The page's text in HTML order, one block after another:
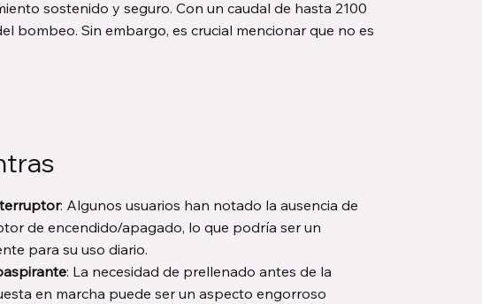
sostenido y seguro. Con un caudal de hasta 2100
bombeo. Sin embargo, es crucial mencionar que no es
: Algunos usuarios han notado la ausencia de
de encendido/apagado, lo que podría ser un
para su uso diario.
: La necesidad de prellenado antes de la
en marcha puede ser un aspecto engorroso